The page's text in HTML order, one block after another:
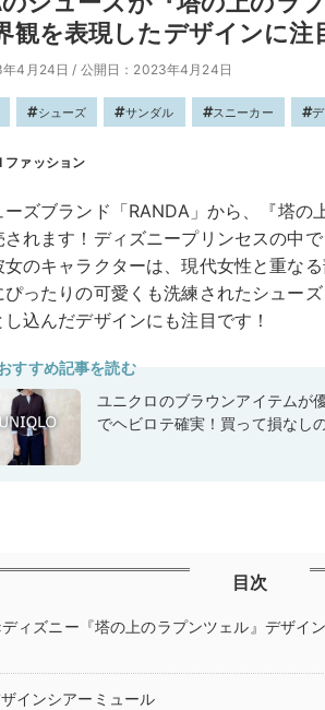
観を表現したデザインに注
4月24日 / 公開日：2023年4月24日
シューズ サンダル スニーカー
ァッション
ーズブランド「RANDA」から、『塔の
されます！ディズニープリンセスの中
女のキャラクターは、現代女性と重な
ぴったりの可愛くも洗練されたシュー
込んだデザインにも注目です！
すすめ記事を読む
ユニクロのブラウンアイテムが
でヘビロテ確実！買って損なし
目次
ィズニー『塔の上のラプンツェル』デザイ
インシアーミュール